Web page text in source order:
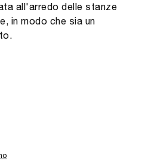
all'arredo delle stanze
in modo che sia un